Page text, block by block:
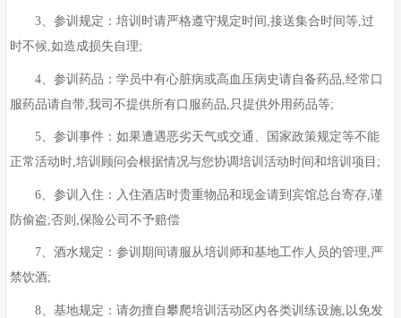
3、参训规定：培训时请严格遵守规定时间,接送集合时间等,过
时不候,如造成损失自理;
4、参训药品：学员中有心脏病或高血压病史请自备药品,经常口
服药品请自带,我司不提供所有口服药品,只提供外用药品等;
5、参训事件：如果遭遇恶劣天气或交通、国家政策规定等不能
正常活动时,培训顾问会根据情况与您协调培训活动时间和培训项目;
6、参训入住：入住酒店时贵重物品和现金请到宾馆总台寄存,谨
防偷盗;否则,保险公司不予赔偿
7、酒水规定：参训期间请服从培训师和基地工作人员的管理,严
禁饮酒;
8、基地规定：请勿擅自攀爬培训活动区内各类训练设施,以免发